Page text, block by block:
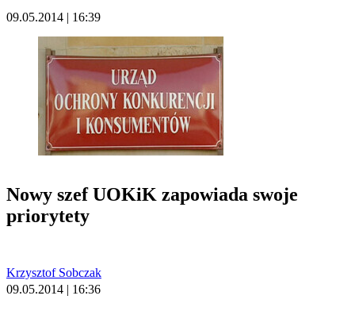
09.05.2014 | 16:39
Nowy szef UOKiK zapowiada swoje
priorytety
Krzysztof Sobczak
09.05.2014 | 16:36